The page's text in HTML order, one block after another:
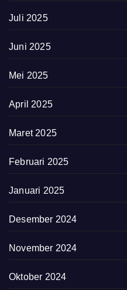
Juli 2025
Juni 2025
Mei 2025
April 2025
Maret 2025
Februari 2025
Januari 2025
Desember 2024
November 2024
Oktober 2024